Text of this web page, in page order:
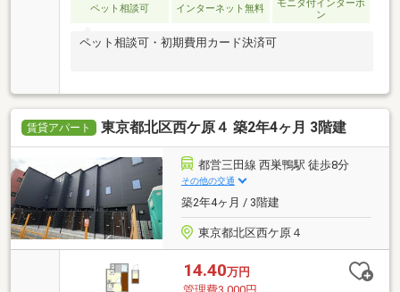
ペット相談可 インターネット無料
モニタ付インターホ
ン
ペット相談可・初期費用カード決済可
賃貸アパート 東京都北区西ケ原４ 築2年4ヶ月 3階建
都営三田線 西巣鴨駅 徒歩8分
その他の交通
築2年4ヶ月 / 3階建
東京都北区西ケ原４
14.40万円